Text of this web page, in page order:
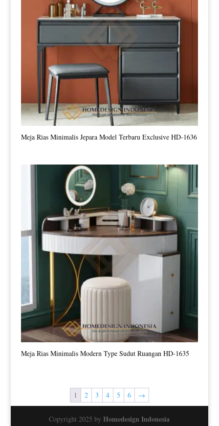
Meja Rias Minimalis Jepara Model Terbaru Exclusive HD-1636
Meja Rias Minimalis Modern Type Sudut Ruangan HD-1635
1 2 3 4 5 6 →
Copyright 2025 byHomedesign Indonesia